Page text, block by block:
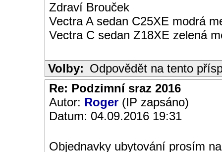
Zdraví Brouček
Vectra A sedan C25XE modrá
Vectra C sedan Z18XE zelená
Volby: Odpovědět na tento
Re: Podzimní sraz 2016
Autor: Roger (IP zapsáno)
Datum: 04.09.2016 19:31
Objednavky ubytování prosím